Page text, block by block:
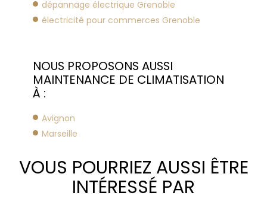
dépannage électrique Grenoble
électricité pour commerces Grenoble
NOUS PROPOSONS AUSSI
MAINTENANCE DE CLIMATISATION
À :
Avignon
Marseille
VOUS POURRIEZ AUSSI ÊTRE
INTÉRESSÉ PAR